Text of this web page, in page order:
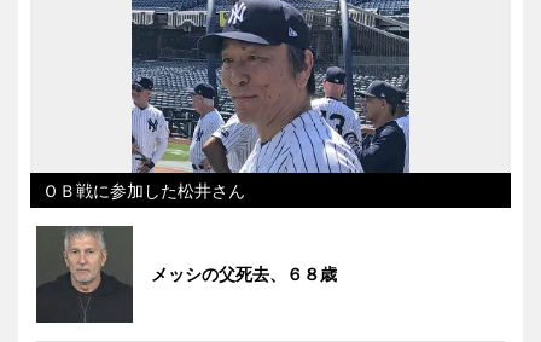
ＯＢ戦に参加した松井さん
メッシの父死去、６８歳